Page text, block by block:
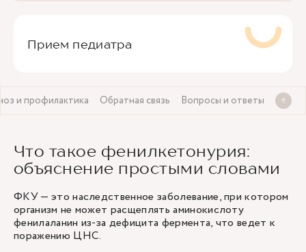
Прием педиатра
и профилактика Обратная связь Вопросы и ответы
Что такое фенилкетонурия:
объяснение простыми словами
ФКУ — это наследственное заболевание, при котором
организм не может расщеплять аминокислоту
фенилаланин из-за дефицита фермента, что ведет к
поражению ЦНС.